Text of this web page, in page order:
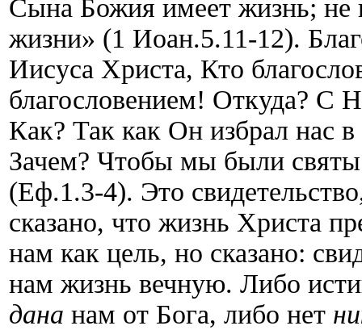
Сына Божия имеет жизнь;
жизни» (1 Иоан.5.11-12).
Иисуса Христа, Кто
благословением! Откуда? С
Как? Так как Он избрал нас
Зачем? Чтобы мы были
(Еф.1.3-4). Это
сказано, что жизнь Христа
нам как цель, но сказано:
нам жизнь вечную. Либо
дана нам от Бога, либо нет